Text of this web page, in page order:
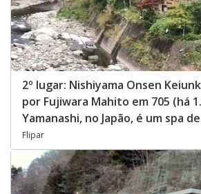
2º lugar: Nishiyama Onsen
por Fujiwara Mahito em 705 (há
Yamanashi, no Japão, é um spa
Flipar